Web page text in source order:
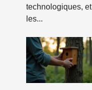
technologiques, et
les...